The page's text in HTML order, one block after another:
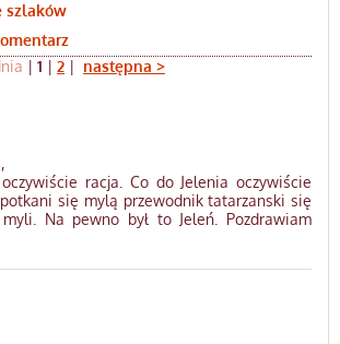
szlaków
| 1 | 2 | następna >
racja. Co do Jelenia oczywiście
się mylą przewodnik tatarzanski się
Na pewno był to Jeleń. Pozdrawiam